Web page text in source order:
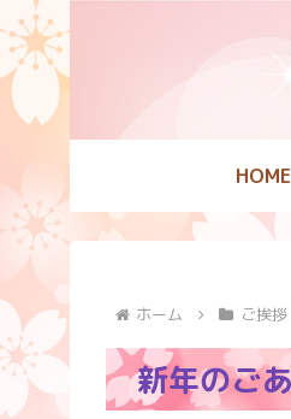
HOME
ホーム ご挨拶
新年のご